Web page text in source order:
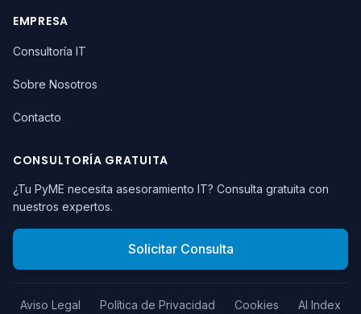
EMPRESA
Consultoría IT
Sobre Nosotros
Contacto
CONSULTORÍA GRATUITA
¿Tu PyME necesita asesoramiento IT? Consulta gratuita con
nuestros expertos.
Solicitar Consulta
Aviso Legal Política de Privacidad Cookies AI Index